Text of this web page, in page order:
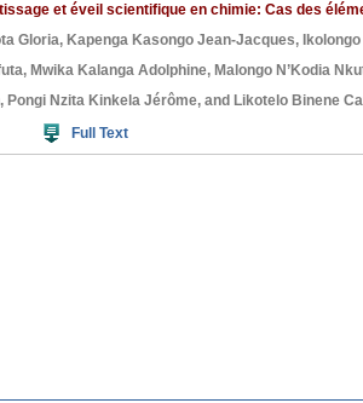
et éveil scientifique en chimie: Cas des
Gloria, Kapenga Kasongo Jean-Jacques,
, Mwika Kalanga Adolphine, Malongo N’Kodia
, Pongi Nzita Kinkela Jérôme, and Likotelo Binene
Full Text